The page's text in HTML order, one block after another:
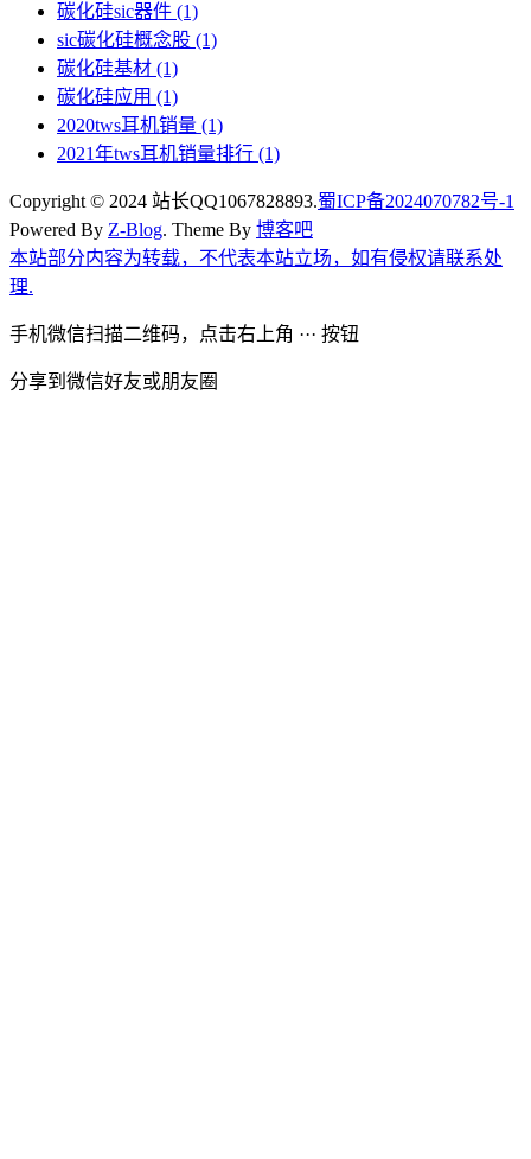
碳化硅sic器件 (1)
sic碳化硅概念股 (1)
碳化硅基材 (1)
碳化硅应用 (1)
2020tws耳机销量 (1)
2021年tws耳机销量排行 (1)
Copyright © 2024 站长QQ1067828893.蜀ICP备2024070782号-1
Powered By Z-Blog. Theme By 博客吧
本站部分内容为转载，不代表本站立场，如有侵权请联系处
理.
手机微信扫描二维码，点击右上角 ··· 按钮
分享到微信好友或朋友圈